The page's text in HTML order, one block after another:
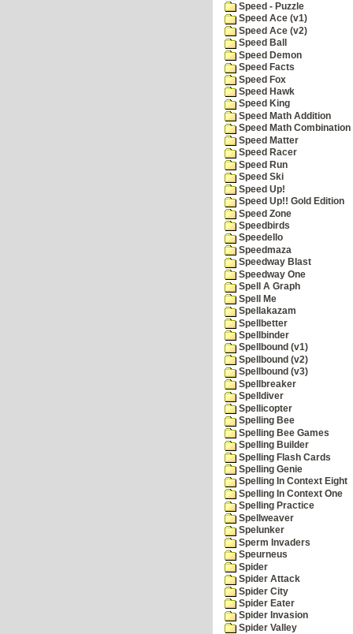
Speed - Puzzle
Speed Ace (v1)
Speed Ace (v2)
Speed Ball
Speed Demon
Speed Facts
Speed Fox
Speed Hawk
Speed King
Speed Math Addition
Speed Math Combination
Speed Matter
Speed Racer
Speed Run
Speed Ski
Speed Up!
Speed Up!! Gold Edition
Speed Zone
Speedbirds
Speedello
Speedmaza
Speedway Blast
Speedway One
Spell A Graph
Spell Me
Spellakazam
Spellbetter
Spellbinder
Spellbound (v1)
Spellbound (v2)
Spellbound (v3)
Spellbreaker
Spelldiver
Spellicopter
Spelling Bee
Spelling Bee Games
Spelling Builder
Spelling Flash Cards
Spelling Genie
Spelling In Context Eight
Spelling In Context One
Spelling Practice
Spellweaver
Spelunker
Sperm Invaders
Speurneus
Spider
Spider Attack
Spider City
Spider Eater
Spider Invasion
Spider Valley